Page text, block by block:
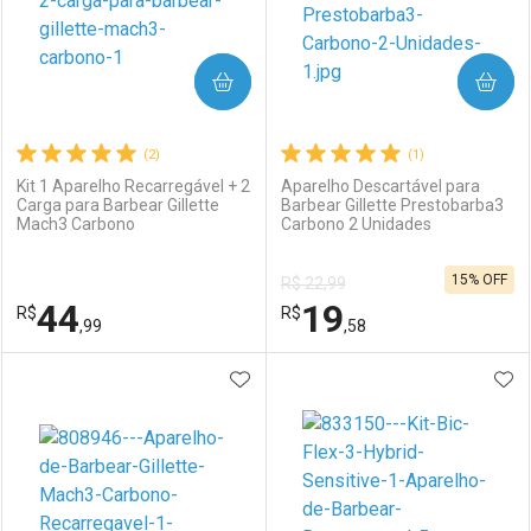
Comprar sem Desconto
Por R$ 29,99/cada
Por R$ 29,99/cada
Comprar sem Desconto
Por R$ 52,59/cada
Comprar sem Desconto
Por R$ 52,59/cada
(2)
Kit 1 Aparelho Recarregável + 2
Carga para Barbear Gillette
Mach3 Carbono
R$44,99
COMPRAR
Laboratório
Por Menos
(1)
Aparelho Descartável para
Barbear Gillette Prestobarba3
Carbono 2 Unidades
R$ 22,99
R$19,58
15% OFF
COMPRAR
Laboratório
Por Menos
ADICIONAR AOS FAVORITOS